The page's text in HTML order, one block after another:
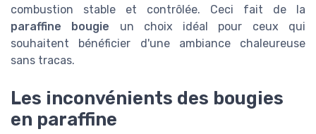
combustion stable et contrôlée. Ceci fait de la
paraffine bougie un choix idéal pour ceux qui
souhaitent bénéficier d'une ambiance chaleureuse
sans tracas.
Les inconvénients des bougies
en paraffine